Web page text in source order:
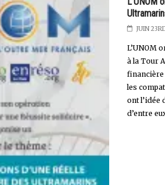
JUIN
L’UNOM
à la Tour
financière
les
ont l’idée
d’entre